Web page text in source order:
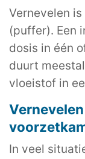
Vernevelen
(puffer). Een
dosis in één
duurt
vloeistof in
In veel